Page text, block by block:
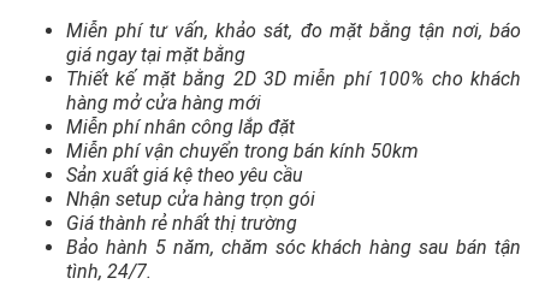
Miễn phí tư vấn, khảo sát, đo mặt bằng tận nơi, báo
giá ngay tại mặt bằng
Thiết kế mặt bằng 2D 3D miễn phí 100% cho khách
hàng mở cửa hàng mới
Miễn phí nhân công lắp đặt
Miễn phí vận chuyển trong bán kính 50km
Sản xuất giá kệ theo yêu cầu
Nhận setup cửa hàng trọn gói
Giá thành rẻ nhất thị trường
Bảo hành 5 năm, chăm sóc khách hàng sau bán tận
tình, 24/7.